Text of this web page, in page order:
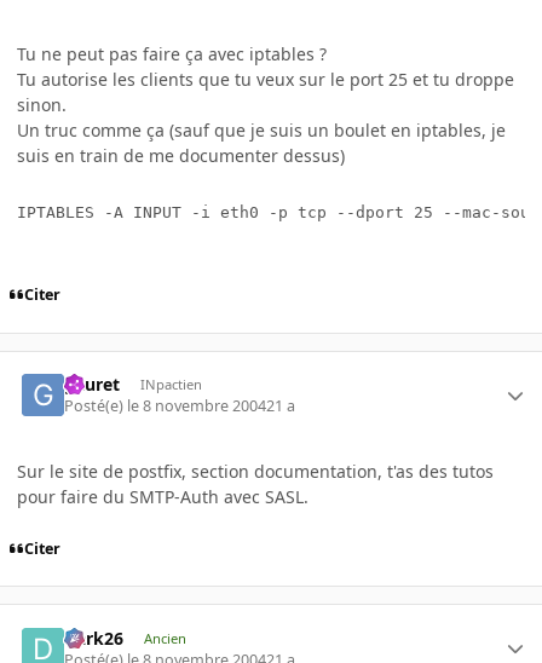
Tu ne peut pas faire ça avec iptables ?
Tu autorise les clients que tu veux sur le port 25 et tu droppe
sinon.
Un truc comme ça (sauf que je suis un boulet en iptables, je
suis en train de me documenter dessus)
IPTABLES -A INPUT -i eth0 -p tcp --dport 25 --mac-
Citer
gauret INpactien
Posté(e) le 8 novembre 200421 a
Sur le site de postfix, section documentation, t'as des tutos
pour faire du SMTP-Auth avec SASL.
Citer
Dark26 Ancien